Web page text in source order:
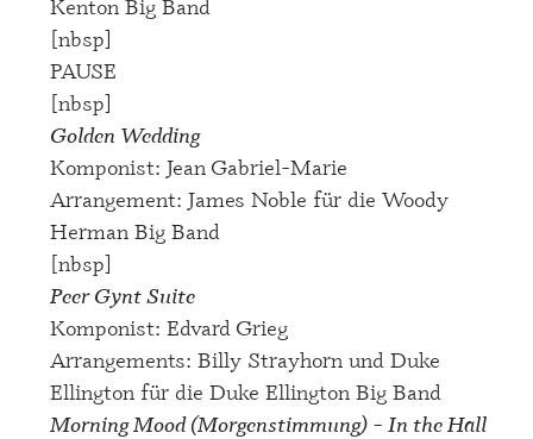
Kenton Big Band
[nbsp]
PAUSE
[nbsp]
Golden Wedding
Komponist: Jean Gabriel-Marie
Arrangement: James Noble für die Woody
Herman Big Band
[nbsp]
Peer Gynt Suite
Komponist: Edvard Grieg
Arrangements: Billy Strayhorn und Duke
Ellington für die Duke Ellington Big Band
Morning Mood (Morgenstimmung) – In the Hall